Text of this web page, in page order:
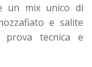
un mix unico di
e salite
prova tecnica e